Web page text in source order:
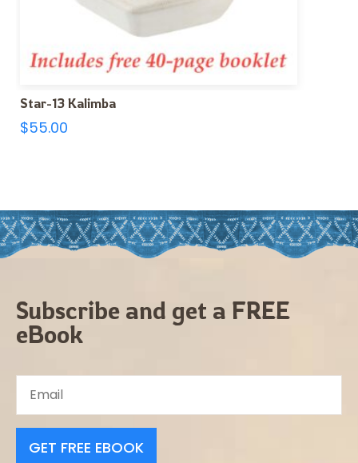
Star-13 Kalimba
$55.00
Subscribe and get a FREE
eBook
GET FREE EBOOK